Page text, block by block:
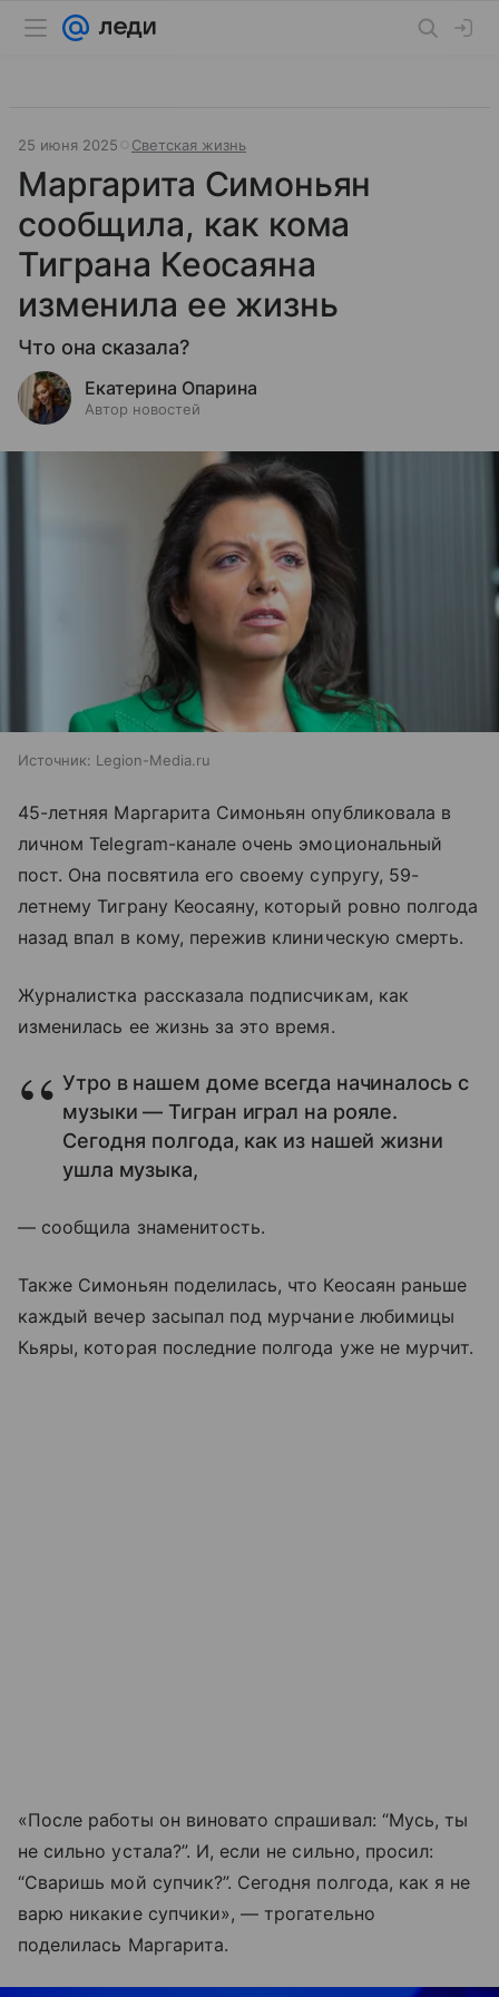
25 июня 2025 Светская жизнь
Маргарита Симоньян
сообщила, как кома
Тиграна Кеосаяна
изменила ее жизнь
Что она сказала?
Екатерина Опарина
Автор новостей
Источник: Legion-Media.ru
45-летняя Маргарита Симоньян опубликовала в
личном Telegram-канале очень эмоциональный
пост. Она посвятила его своему супругу, 59-
летнему Тиграну Кеосаяну, который ровно полгода
назад впал в кому, пережив клиническую смерть.
Журналистка рассказала подписчикам, как
изменилась ее жизнь за это время.
Утро в нашем доме всегда начиналось с
музыки — Тигран играл на рояле.
Сегодня полгода, как из нашей жизни
ушла музыка,
— сообщила знаменитость.
Также Симоньян поделилась, что Кеосаян раньше
каждый вечер засыпал под мурчание любимицы
Кьяры, которая последние полгода уже не мурчит.
«После работы он виновато спрашивал: “Мусь, ты
не сильно устала?”. И, если не сильно, просил:
“Сваришь мой супчик?”. Сегодня полгода, как я не
варю никакие супчики», — трогательно
поделилась Маргарита.